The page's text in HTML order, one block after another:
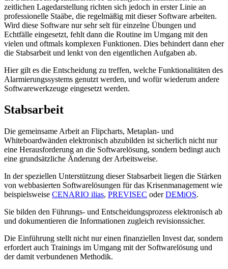
zeitlichen Lagedarstellung richten sich jedoch in erster Linie an
professionelle Staäbe, die regelmäßig mit dieser Software arbeiten.
Wird diese Software nur sehr selt für einzelne Übungen und
Echtfälle eingesetzt, fehlt dann die Routine im Umgang mit den
vielen und oftmals komplexen Funktionen. Dies behindert dann eher
die Stabsarbeit und lenkt von den eigentlichen Aufgaben ab.
Hier gilt es die Entscheidung zu treffen, welche Funktionalitäten des
Alarmierungssystems genutzt werden, und wofür wiederum andere
Softwarewerkzeuge eingesetzt werden.
Stabsarbeit
Die gemeinsame Arbeit an Flipcharts, Metaplan- und
Whiteboardwänden elektronisch abzubilden ist sicherlich nicht nur
eine Herausforderung an die Softwarelösung, sondern bedingt auch
eine grundsätzliche Änderung der Arbeitsweise.
In der speziellen Unterstützung dieser Stabsarbeit liegen die Stärken
von webbasierten Softwarelösungen für das Krisenmanagement wie
beispielsweise CENARIO ilias, PREVISEC oderDEMiOS.
Sie bilden den Führungs- und Entscheidungsprozess elektronisch ab
und dokumentieren die Informationen zugleich revisionssicher.
Die Einführung stellt nicht nur einen finanziellen Invest dar, sondern
erfordert auch Trainings im Umgang mit der Softwarelösung und
der damit verbundenen Methodik.